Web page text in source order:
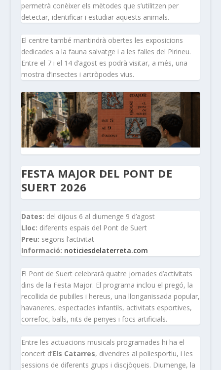
permetrà conèixer els mètodes que s’utilitzen per
detectar, identificar i estudiar aquests animals.
El centre també mantindrà obertes les exposicions
dedicades a la fauna salvatge i a les falles del Pirineu.
Entre el 7 i el 14 d’agost es podrà visitar, a més, una
mostra d’insectes i artròpodes vius.
FESTA MAJOR DEL PONT DE
SUERT 2026
Dates: del dijous 6 al diumenge 9 d’agost
Lloc: diferents espais del Pont de Suert
Preu: segons l’activitat
Informació: noticiesdelaterreta.com
El Pont de Suert celebrarà quatre jornades d’activitats
dins de la Festa Major. El programa inclou el pregó, la
recollida de pubilles i hereus, una llonganissada popular,
havaneres, espectacles infantils, activitats esportives,
correfoc, balls, nits de penyes i focs artificials.
Entre les actuacions musicals programades hi ha el
concert d’Els Catarres, divendres al poliesportiu, i les
sessions de diferents grups i discjòqueis. Diumenge, la